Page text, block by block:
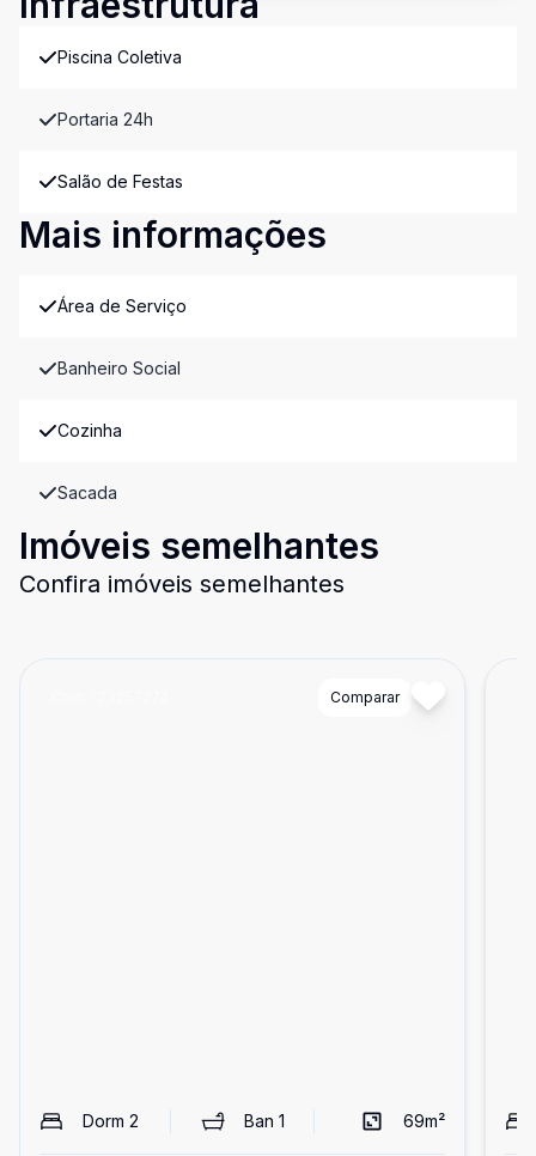
Piscina Coletiva
Portaria 24h
Salão de Festas
Mais informações
Área de Serviço
Banheiro Social
Cozinha
Sacada
Imóveis semelhantes
Confira imóveis semelhantes
Comparar
Dorm 2 Ban 1 69m²